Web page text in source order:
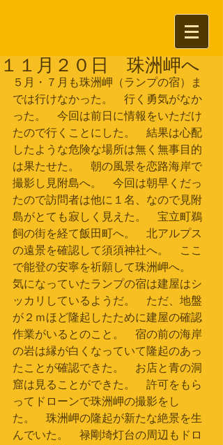
１１月２０日 珠洲岬へ
５月・７月も珠洲岬（ランプの宿）ま
では行けなかった。　行く勇気がなか
った。　今回は前日に情報をいただけ
たので行くことにした。　結果は心配
したような危険な場所は無く無事目的
は果たせた。　朝の風景を恋路海岸で
撮影し見附島へ。　今回は朝早くだっ
たので訪問者は他に１名、なので見附
島がとても寂しく見えた。　宝立町鵜
飼の街を経て飯田町へ。　北アルプス
の遠景を確認して須須神社へ。　ここ
で能登の安寧を祈願して珠洲岬へ。
気になっていたランプの宿は建屋はシ
ッカリしているようだ。　ただ、地盤
が２ｍほど隆起したために建屋の確認
作業がいるとのこと。　宿の前の海岸
の岩は縁が白くなっていて隆起のあっ
たことが確認できた。　お店と青の洞
窟は見ることができた。　許可をもら
ってドローンで珠洲岬の撮影をし
た。　珠洲岬の隆起が新たな絶景を生
んでいた。　禄剛埼灯台の周辺もドロ